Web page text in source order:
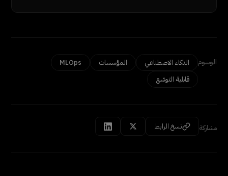
الوسوم الذكاء الاصطناعي المؤسسات
MLOps
قابلية التوسّع
مشاركة نسخ الرابط